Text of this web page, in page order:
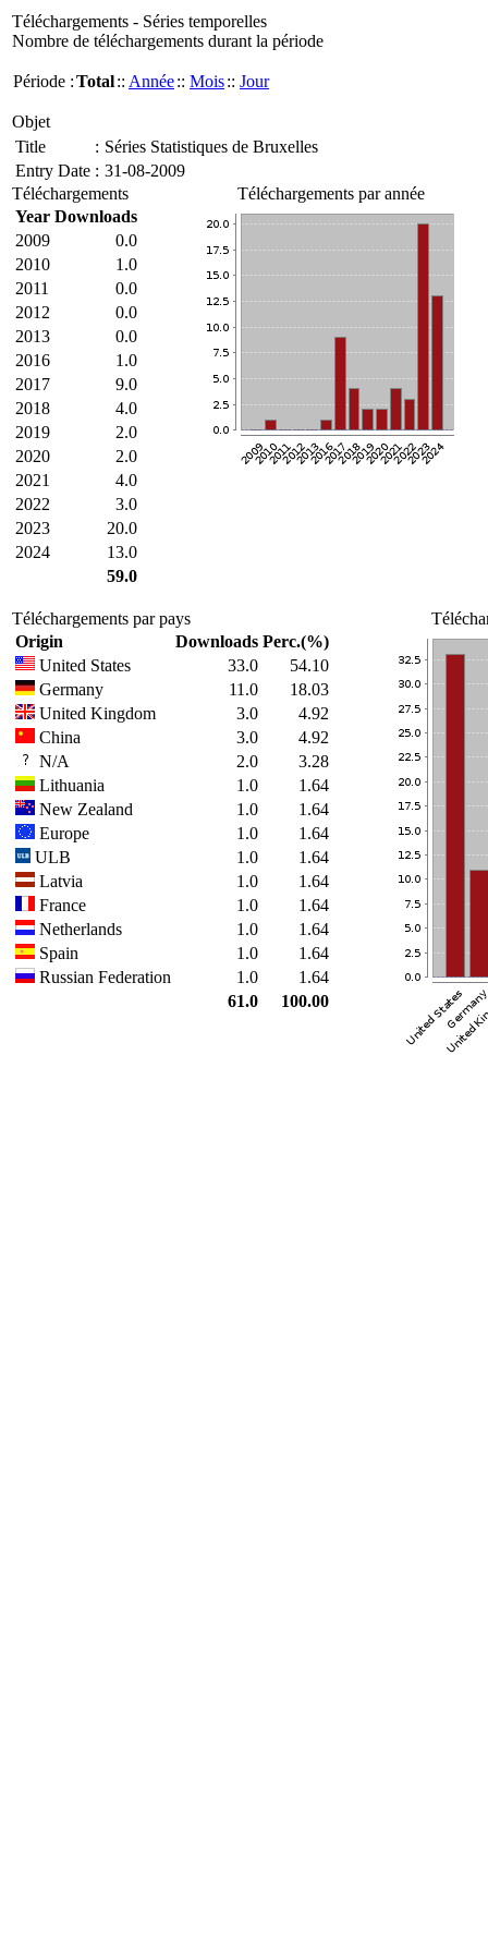
Téléchargements - Séries temporelles
Nombre de téléchargements durant la période
Période :Total:: Année:: Mois:: Jour
Objet
Title
: Séries Statistiques de Bruxelles
Entry Date : 31-08-2009
Téléchargements
Year Downloads
2009
0.0
2010
1.0
2011
0.0
2012
0.0
2013
0.0
2016
1.0
2017
9.0
2018
4.0
2019
2.0
2020
2.0
2021
4.0
2022
3.0
2023
20.0
2024
13.0
59.0
Téléchargements par année
Téléchargements par pays
Origin
Downloads Perc.(%)
United States
33.0
54.10
Germany
11.0
18.03
United Kingdom
3.0
4.92
China
3.0
4.92
N/A
2.0
3.28
Lithuania
1.0
1.64
New Zealand
1.0
1.64
Europe
1.0
1.64
ULB
1.0
1.64
Latvia
1.0
1.64
France
1.0
1.64
Netherlands
1.0
1.64
Spain
1.0
1.64
Russian Federation
1.0
1.64
61.0
100.00